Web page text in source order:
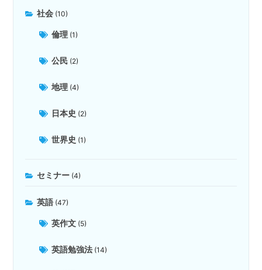
社会 (10)
倫理 (1)
公民 (2)
地理 (4)
日本史 (2)
世界史 (1)
セミナー (4)
英語 (47)
英作文 (5)
英語勉強法 (14)